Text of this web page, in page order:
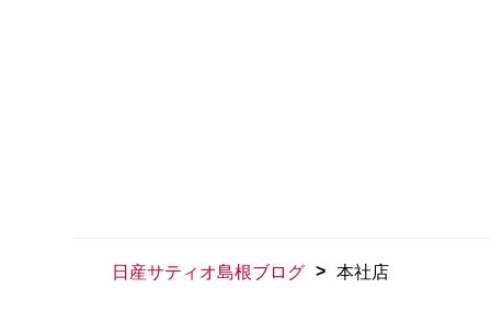
日産サティオ島根ブログ > 本社店